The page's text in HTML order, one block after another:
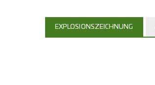
EXPLOSIONSZEICHNUNG